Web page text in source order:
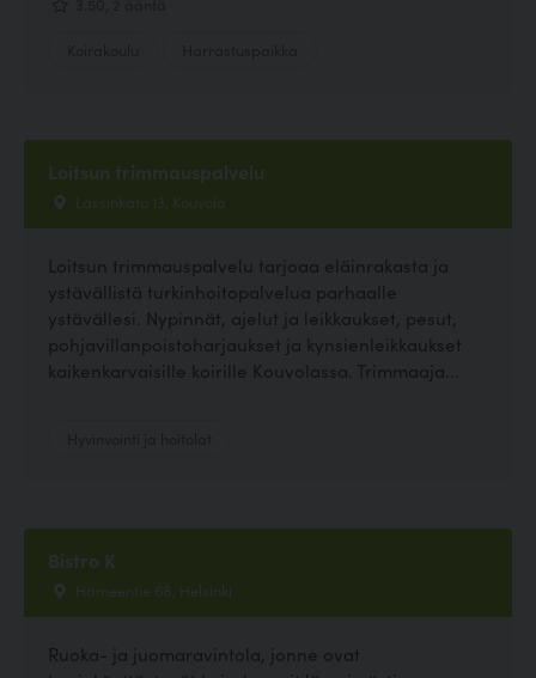
Loitsun trimmauspalvelu
Lassinkatu 13, Kouvola
Loitsun trimmauspalvelu tarjoaa eläinrakasta ja
ystävällistä turkinhoitopalvelua parhaalle
ystävällesi. Nypinnät, ajelut ja leikkaukset, pesut,
pohjavillanpoistoharjaukset ja kynsienleikkaukset
kaikenkarvaisille koirille Kouvolassa. Trimmaaja...
Bistro K
Hämeentie 68, Helsinki
Ruoka- ja juomaravintola, jonne ovat